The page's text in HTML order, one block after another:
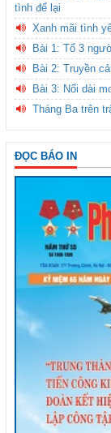
tình để lại
Xanh mãi tình
Bài 1: Tổ 3
Bài 2: Truyền
Bài 3: Nối dài
Tháng Ba trên
ĐỌC BÁO IN